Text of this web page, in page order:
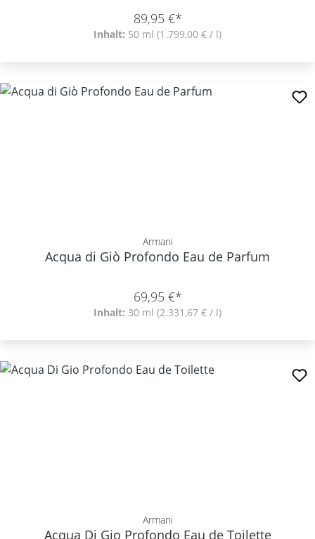
89,95 €*
Inhalt: 50 ml (1.799,00 € / l)
Armani
Acqua di Giò Profondo Eau de Parfum
69,95 €*
Inhalt: 30 ml (2.331,67 € / l)
Armani
Acqua Di Gio Profondo Eau de Toilette